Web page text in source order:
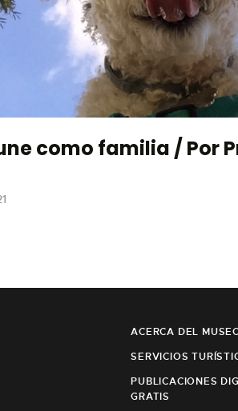
como familia / Por
ACERCA DEL
SERVICIOS
PUBLICACIONES
GRATIS